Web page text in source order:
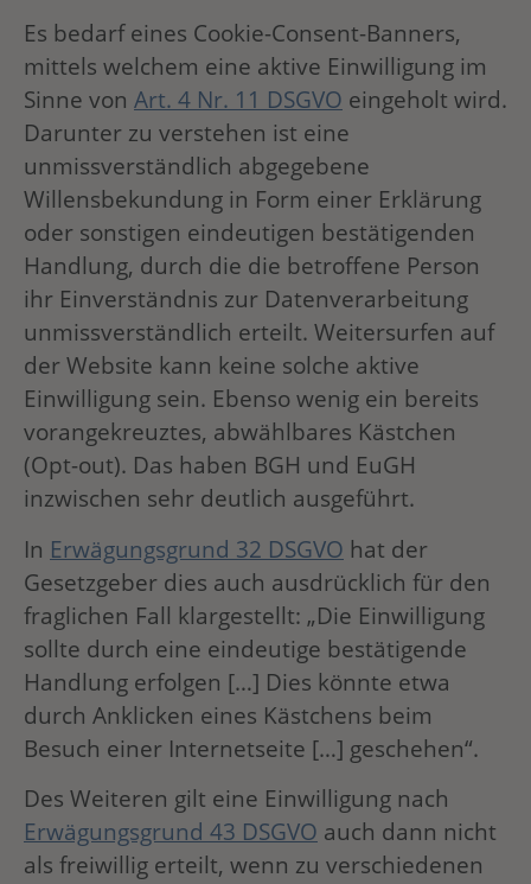
Es bedarf eines Cookie-Consent-Banners,
mittels welchem eine aktive Einwilligung im
Sinne von Art. 4 Nr. 11 DSGVO eingeholt wird.
Darunter zu verstehen ist eine
unmissverständlich abgegebene
Willensbekundung in Form einer Erklärung
oder sonstigen eindeutigen bestätigenden
Handlung, durch die die betroffene Person
ihr Einverständnis zur Datenverarbeitung
unmissverständlich erteilt. Weitersurfen auf
der Website kann keine solche aktive
Einwilligung sein. Ebenso wenig ein bereits
vorangekreuztes, abwählbares Kästchen
(Opt-out). Das haben BGH und EuGH
inzwischen sehr deutlich ausgeführt.
In Erwägungsgrund 32 DSGVO hat der
Gesetzgeber dies auch ausdrücklich für den
fraglichen Fall klargestellt: „Die Einwilligung
sollte durch eine eindeutige bestätigende
Handlung erfolgen […] Dies könnte etwa
durch Anklicken eines Kästchens beim
Besuch einer Internetseite […] geschehen“.
Des Weiteren gilt eine Einwilligung nach
Erwägungsgrund 43 DSGVO auch dann nicht
als freiwillig erteilt, wenn zu verschiedenen